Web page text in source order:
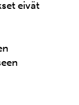
eivät